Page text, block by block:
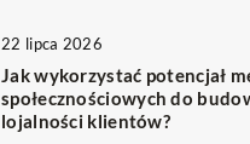
22 lipca 2026
Jak wykorzystać potencjał
społecznościowych do
lojalności klientów?